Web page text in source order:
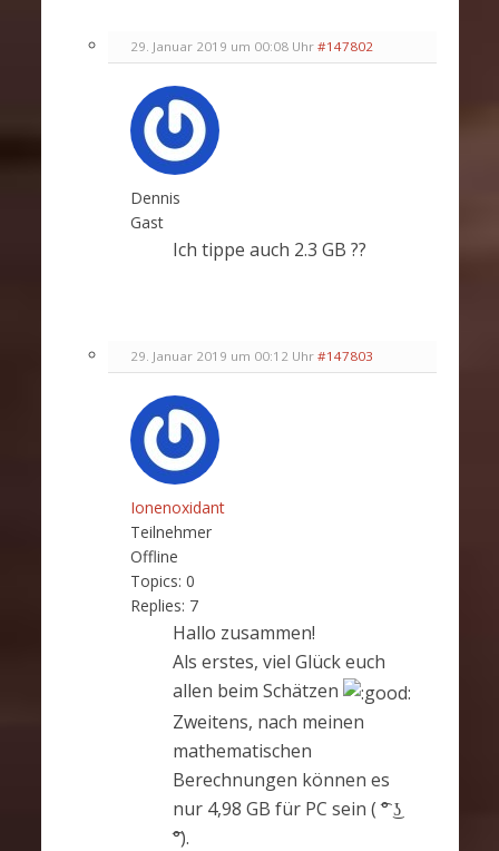
29. Januar 2019 um 00:08 Uhr #147802
Dennis
Gast
Ich tippe auch 2.3 GB ??
29. Januar 2019 um 00:12 Uhr #147803
Ionenoxidant
Teilnehmer
Offline
Topics: 0
Replies: 7
Hallo zusammen!
Als erstes, viel Glück euch
allen beim Schätzen
Zweitens, nach meinen
mathematischen
Berechnungen können es
nur 4,98 GB für PC sein ( ͡°͜ʖ
͡°).